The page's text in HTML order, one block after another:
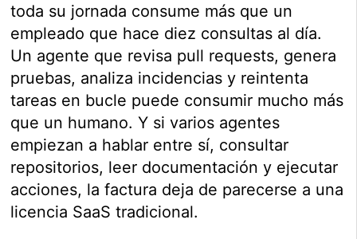
toda su jornada consume más que un
empleado que hace diez consultas al día.
Un agente que revisa pull requests, genera
pruebas, analiza incidencias y reintenta
tareas en bucle puede consumir mucho más
que un humano. Y si varios agentes
empiezan a hablar entre sí, consultar
repositorios, leer documentación y ejecutar
acciones, la factura deja de parecerse a una
licencia SaaS tradicional.